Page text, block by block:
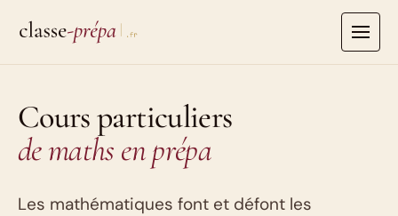
contenu
Cours particuliers
de maths en prépa
Les mathématiques font et défont les